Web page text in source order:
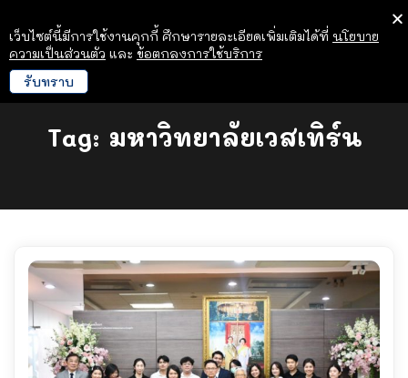
Tag: มหาวิทยาลัยเวสเทิร์น
เว็บไซต์นี้มีการใช้งานคุกกี้ ศึกษารายละเอียดเพิ่มเติมได้ที่ นโยบาย
ความเป็นส่วนตัว และ ข้อตกลงการใช้บริการ
รับทราบ